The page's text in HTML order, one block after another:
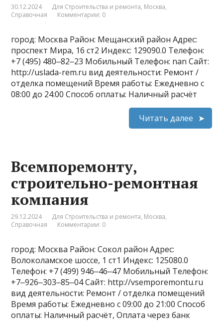
30.12.2024 Для Строительства и ремонта, Москва,
Справочная
Комментарии: 0
город: Москва Район: Мещанский район Адрес:
проспект Мира, 16 ст2 Индекс: 129090.0 Телефон:
+7 (495) 480‒82‒23 Мобильный Телефон: nan Сайт:
http://uslada-rem.ru вид деятельности: Ремонт /
отделка помещений Время работы: Ежедневно с
08:00 до 24:00 Способ оплаты: Наличный расчёт
Читать далее
Всемпоремонту,
строительно-ремонтная
компания
29.12.2024 Для Строительства и ремонта, Москва,
Справочная
Комментарии: 0
город: Москва Район: Сокол район Адрес:
Волоколамское шоссе, 1 ст1 Индекс: 125080.0
Телефон: +7 (499) 946‒46‒47 Мобильный Телефон:
+7‒926‒303‒85‒04 Сайт: http://vsemporemontu.ru
вид деятельности: Ремонт / отделка помещений
Время работы: Ежедневно с 09:00 до 21:00 Способ
оплаты: Наличный расчёт, Оплата через банк